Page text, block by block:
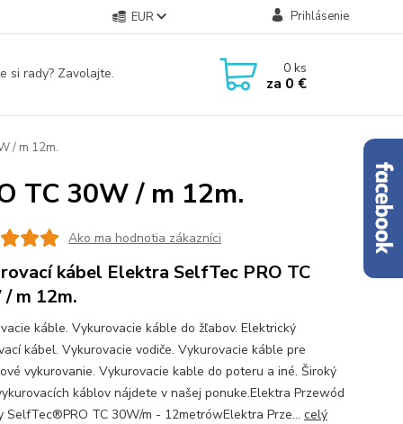
EUR Prihlásenie
si rady? Zavolajte. 0ks
za 0 €
/ m 12m.
TC 30W / m 12m.
Ako ma hodnotia zákazníci
kábel Elektra SelfTec PRO TC
m 12m.
káble. Vykurovacie káble do žľabov. Elektrický
kábel. Vykurovacie vodiče. Vykurovacie káble pre
vykurovanie. Vykurovacie kable do poteru a iné. Široký
káblov nájdete v našej ponuke.Elektra Przewód
SelfTec®PRO TC 30W/m - 12metrówElektra Prze... celý